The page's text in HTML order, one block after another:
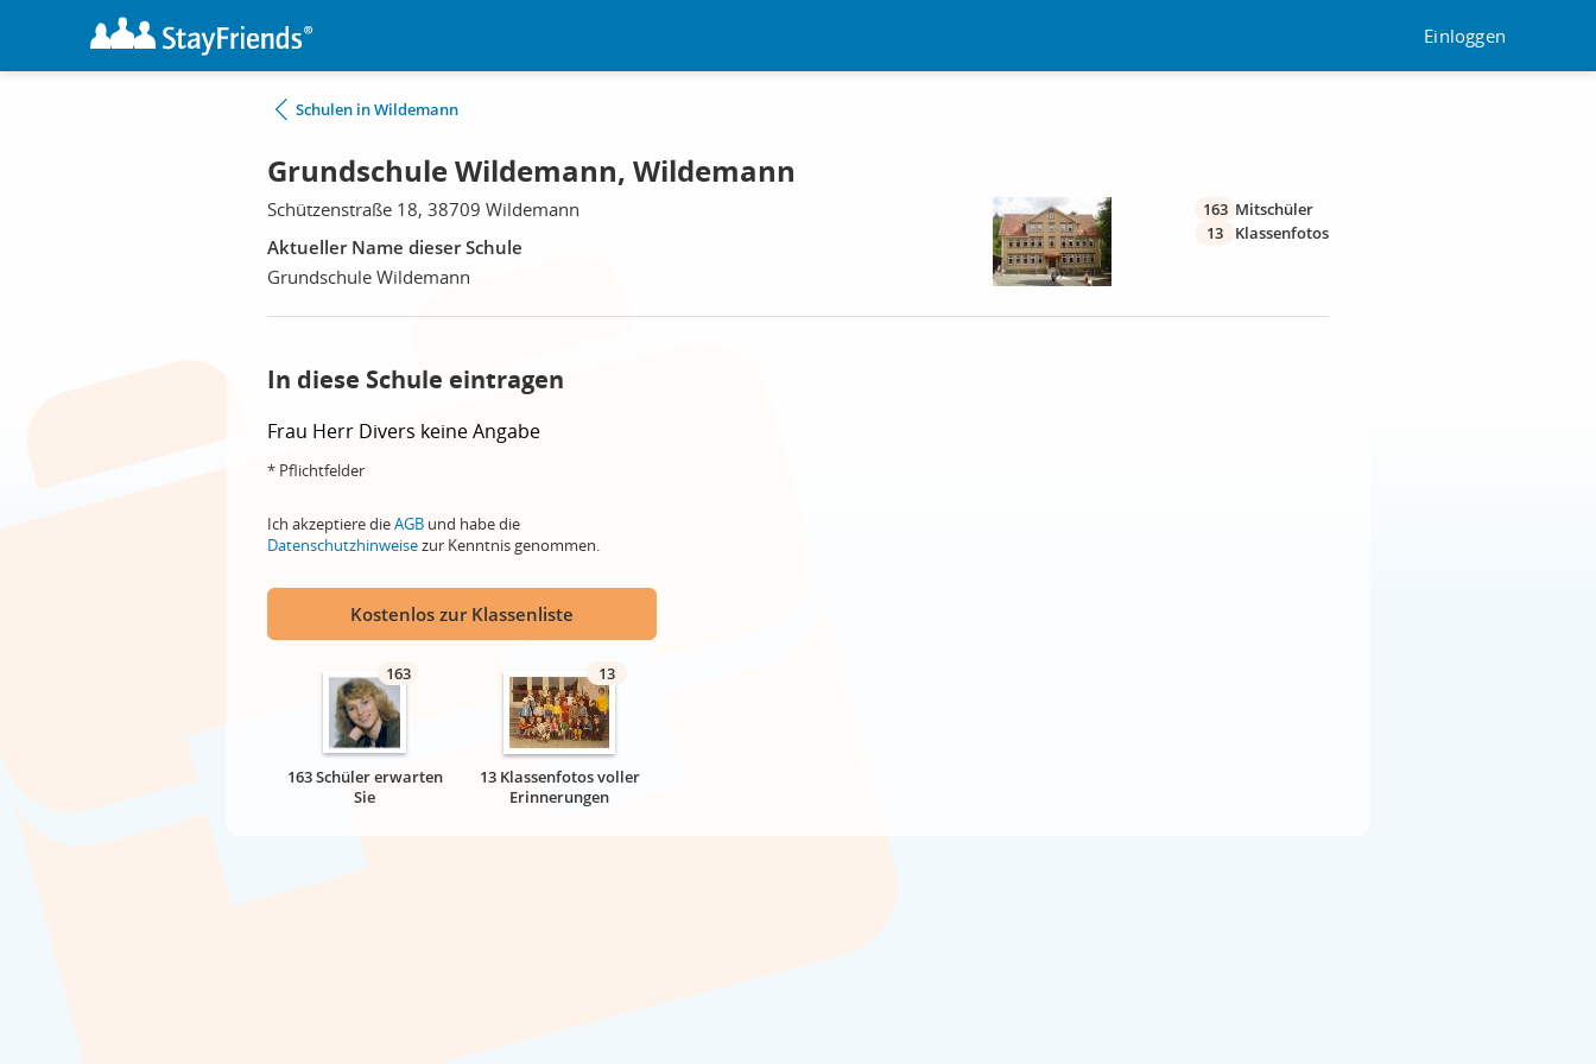
Einloggen
Schulen in Wildemann
Grundschule Wildemann, Wildemann
Schützenstraße 18, 38709 Wildemann
Aktueller Name dieser Schule
Grundschule Wildemann
163 Mitschüler
13
Klassenfotos
In diese Schule eintragen
Frau Herr Divers keine Angabe
* Pflichtfelder
Ich akzeptiere dieAGB und habe die
Datenschutzhinweisezur Kenntnis genommen.
Kostenlos zur Klassenliste
163
163 Schüler erwarten
Sie
13
13 Klassenfotos voller
Erinnerungen